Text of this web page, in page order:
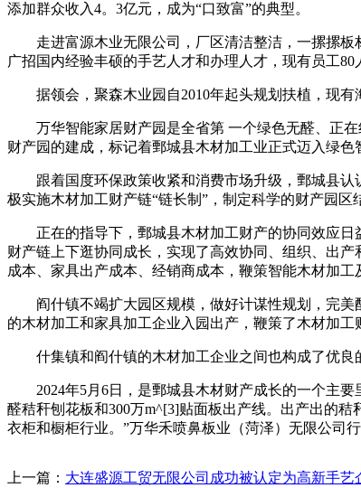
添加群众收入4。3亿元，成为“口致富”的典型。
走进富源木业无限公司，厂区清洁整洁，一摞摞板
广招国内经验丰硕的手艺人才和办理人才，现有员工
据领会，聚森木业园自2010年起头规划扶植，现有
万华智能家居财产园是全省第 一个绿色无醛、正在
财产园的建成，标记着鄄城县木材加工业正式迈入绿色
跟着国度环保政策收紧和消费市场升级，鄄城县认
极实施木材加工财产链“链长制”，制定科学的财产园
正在的指导下，鄄城县木材加工财产的协同效应日
财产链上下逛协同成长，实现了高效协同、组织、出
成本、家具出产成本、经销商成本，鞭策智能木材加
阎什镇不竭扩大园区规模，做好计谋性规划，完美
的木材加工和家具加工企业入园出产，鞭策了木材加工
什集镇和阎什镇的木材加工企业之间也构成了优良
2024年5月6日，是鄄城县木材财产成长的一个主要
醛秸秆刨花板和300万m^[3]贴面板出产线。出产出的
衣柜和橱柜行业。”万华禾喷鼻板业（菏泽）无限公司
上一篇： 大连盛源工贸无限公司成功被认定为高新手艺